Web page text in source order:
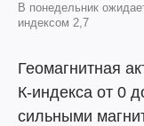
В понедельник
индексом 2,7
Геомагнитная
К-индекса от 0
сильными